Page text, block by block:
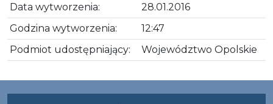
Data wytworzenia:
28.01.2016
Godzina wytworzenia:
12:47
Podmiot udostępniający:
Województwo Opolskie